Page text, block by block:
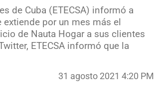
de Cuba (ETECSA) informó a
por un mes más el
de Nauta Hogar a sus clientes
ETECSA informó que la
31 agosto 2021 4:20 PM